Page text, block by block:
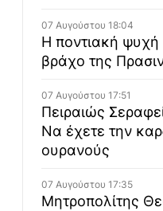
07 Αυγούστου 18:04
Η ποντιακή ψυχή
βράχο της
07 Αυγούστου 17:51
Πειραιώς
Να έχετε την
ουρανούς
07 Αυγούστου 17:35
Μητροπολίτης